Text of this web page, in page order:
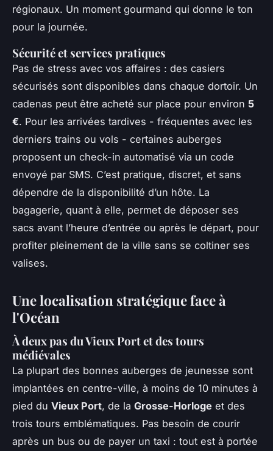
régionaux. Un moment gourmand qui donne le ton
pour la journée.
Sécurité et services pratiques
Pas de stress avec vos affaires : des casiers
sécurisés sont disponibles dans chaque dortoir. Un
cadenas peut être acheté sur place pour environ 5
€. Pour les arrivées tardives - fréquentes avec les
derniers trains ou vols - certaines auberges
proposent un check-in automatisé via un code
envoyé par SMS. C’est pratique, discret, et sans
dépendre de la disponibilité d’un hôte. La
bagagerie, quant à elle, permet de déposer ses
sacs avant l’heure d’entrée ou après le départ, pour
profiter pleinement de la ville sans se coltiner ses
valises.
Une localisation stratégique face à
l'Océan
À deux pas du Vieux Port et des tours
médiévales
La plupart des bonnes auberges de jeunesse sont
implantées en centre-ville, à moins de 10 minutes à
pied du Vieux Port, de la Grosse-Horloge et des
trois tours emblématiques. Pas besoin de courir
après un bus ou de payer un taxi : tout est à portée